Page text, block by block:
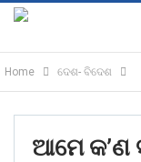
Home ଦେଶ- ବିଦେଶ
ଆମେ କ’ଣ